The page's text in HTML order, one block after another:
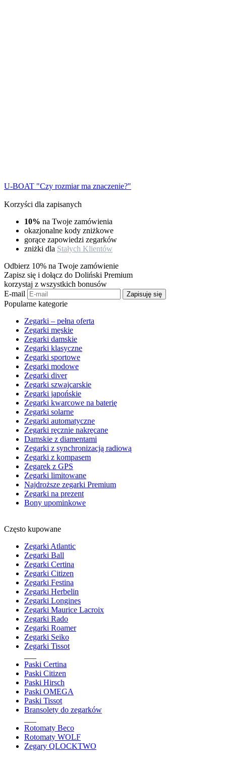
U-BOAT "Czy rozmiar ma znaczenie?"
Korzyści dla zapisanych
10% na Twoje zamówienia
okazjonalne kody zniżkowe
gorące zapowiedzi zegarków
zniżki dla Stałych Klientów
Odbierz 10% na Twoje zamówienie
Zapisz się i dołącz do Doliński Premium
korzystaj z wszystkich bonusów
E-mail
Zapisuję się
Popularne kategorie
Zegarki – pełna oferta
Zegarki męskie
Zegarki damskie
Zegarki klasyczne
Zegarki sportowe
Zegarki modowe
Zegarki diver
Zegarki szwajcarskie
Zegarki japońskie
Zegarki kwarcowe na baterię
Zegarki solarne
Zegarki automatyczne
Zegarki ręcznie nakręcane
Damskie z diamentami
Zegarki z synchronizacją radiową
Zegarki z kompasem
Zegarek z GPS
Zegarki limitowane
Najdroższe zegarki Premium
Zegarki na prezent
Bony upominkowe
Często kupowane
Zegarki Atlantic
Zegarki Ball
Zegarki Certina
Zegarki Citizen
Zegarki Festina
Zegarki Herbelin
Zegarki Longines
Zegarki Maurice Lacroix
Zegarki Rado
Zegarki Roamer
Zegarki Seiko
Zegarki Tissot
Paski Certina
Paski Citizen
Paski Hirsch
Paski OMEGA
Paski Tissot
Bransolety do zegarków
Rotomaty Beco
Rotomaty WOLF
Zegary QLOCKTWO